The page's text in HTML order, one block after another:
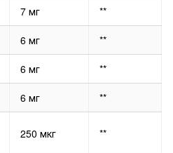
7 мг **
6 мг **
6 мг **
6 мг **
250 мкг **